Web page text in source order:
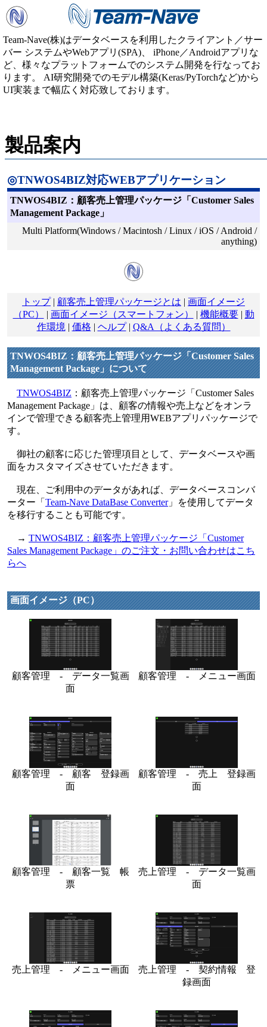
Team-Nave(株)はデータベースを利用したクライアント／サー
バー システムやWebアプリ(SPA)、 iPhone／Androidアプリな
ど、様々なプラットフォームでのシステム開発を行なってお
ります。 AI研究開発でのモデル構築(Keras/PyTorchなど)から
UI実装まで幅広く対応致しております。
製品案内
◎TNWOS4BIZ対応WEBアプリケーション
TNWOS4BIZ：顧客売上管理パッケージ「Customer Sales
Management Package」
Multi Platform(Windows / Macintosh / Linux / iOS / Android /
anything)
トップ| 顧客売上管理パッケージとは | 画面イメージ
（PC）
| 画面イメージ（スマートフォン） | 機能概要| 動
作環境 | 価格 | ヘルプ| Q&A（よくある質問）
TNWOS4BIZ：顧客売上管理パッケージ「Customer Sales
Management Package」について
TNWOS4BIZ ：顧客売上管理パッケージ「Customer Sales
Management Package」は、顧客の情報や売上などをオンラ
インで管理できる顧客売上管理用WEBアプリパッケージで
す。
御社の顧客に応じた管理項目として、データベースや画
面をカスタマイズさせていただきます。
現在、ご利用中のデータがあれば、データベースコンバ
ーター「 Team-Nave DataBase Converter」を使用してデータ
を移行することも可能です。
→ TNWOS4BIZ：顧客売上管理パッケージ「Customer
Sales Management Package」のご注文・お問い合わせはこち
らへ
画面イメージ（PC）
顧客管理 - データ一覧画
面
顧客管理 - メニュー画面
顧客管理 - 顧客 登録画
面
顧客管理 - 売上 登録画
面
顧客管理 - 顧客一覧 帳
票
売上管理 - データ一覧画
面
売上管理 - メニュー画面
売上管理 - 契約情報 登
録画面